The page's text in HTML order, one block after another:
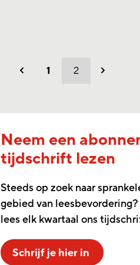
Vorig 1 2 Volgend
Neem een
tijdschrift lezen
Steeds op zoek naar
gebied van
lees elk kwartaal ons
Schrijf je hier in